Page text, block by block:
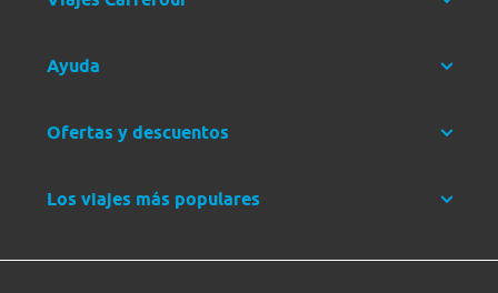
Ayuda
Ofertas y descuentos
Los viajes más populares